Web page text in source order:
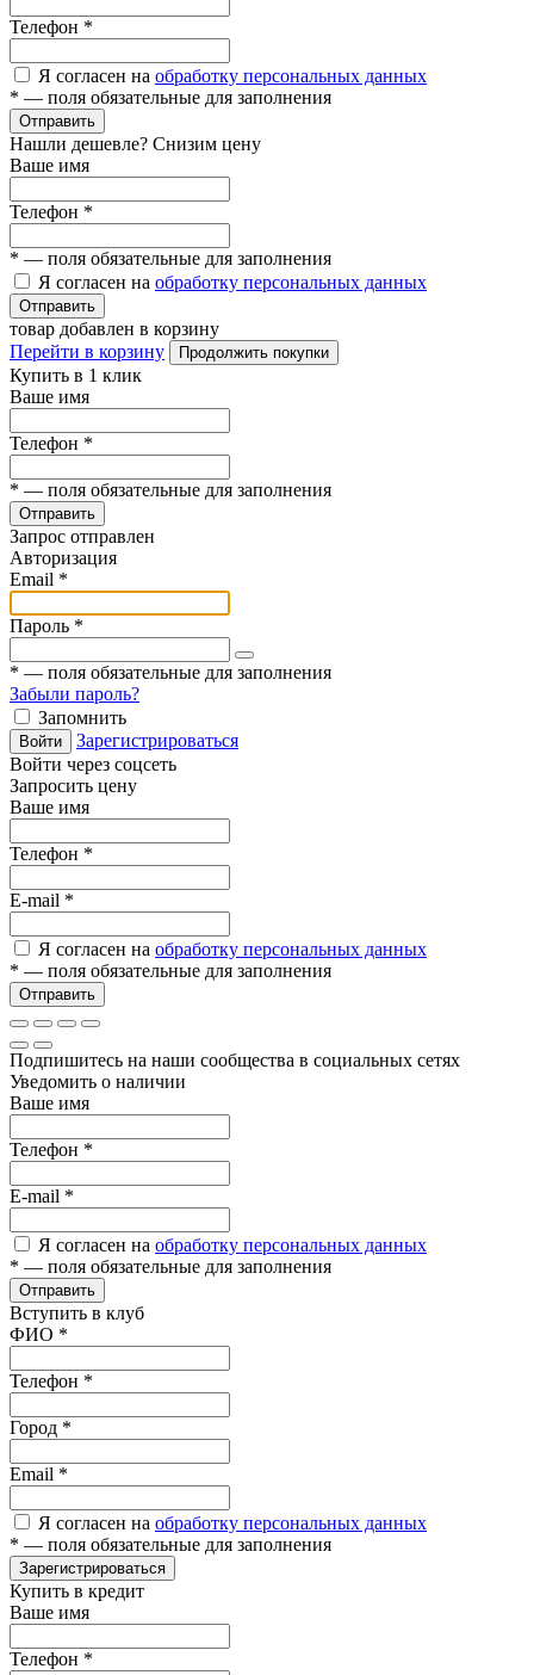
Телефон *
Я согласен на обработку персональных данных
* — поля обязательные для заполнения
Отправить
Нашли дешевле? Снизим цену
Ваше имя
Телефон *
* — поля обязательные для заполнения
Я согласен на обработку персональных данных
Отправить
товар добавлен в корзину
Перейти в корзину
Продолжить покупки
Купить в 1 клик
Ваше имя
Телефон *
* — поля обязательные для заполнения
Отправить
Запрос отправлен
Авторизация
Email *
Пароль *
* — поля обязательные для заполнения
Забыли пароль?
Запомнить
Войти
Зарегистрироваться
Войти через соцсеть
Запросить цену
Ваше имя
Телефон *
E-mail *
Я согласен на обработку персональных данных
* — поля обязательные для заполнения
Отправить
Подпишитесь на наши сообщества в социальных сетях
Уведомить о наличии
Ваше имя
Телефон *
E-mail *
Я согласен на обработку персональных данных
* — поля обязательные для заполнения
Отправить
Вступить в клуб
ФИО *
Телефон *
Город *
Email *
Я согласен на обработку персональных данных
* — поля обязательные для заполнения
Зарегистрироваться
Купить в кредит
Ваше имя
Телефон *